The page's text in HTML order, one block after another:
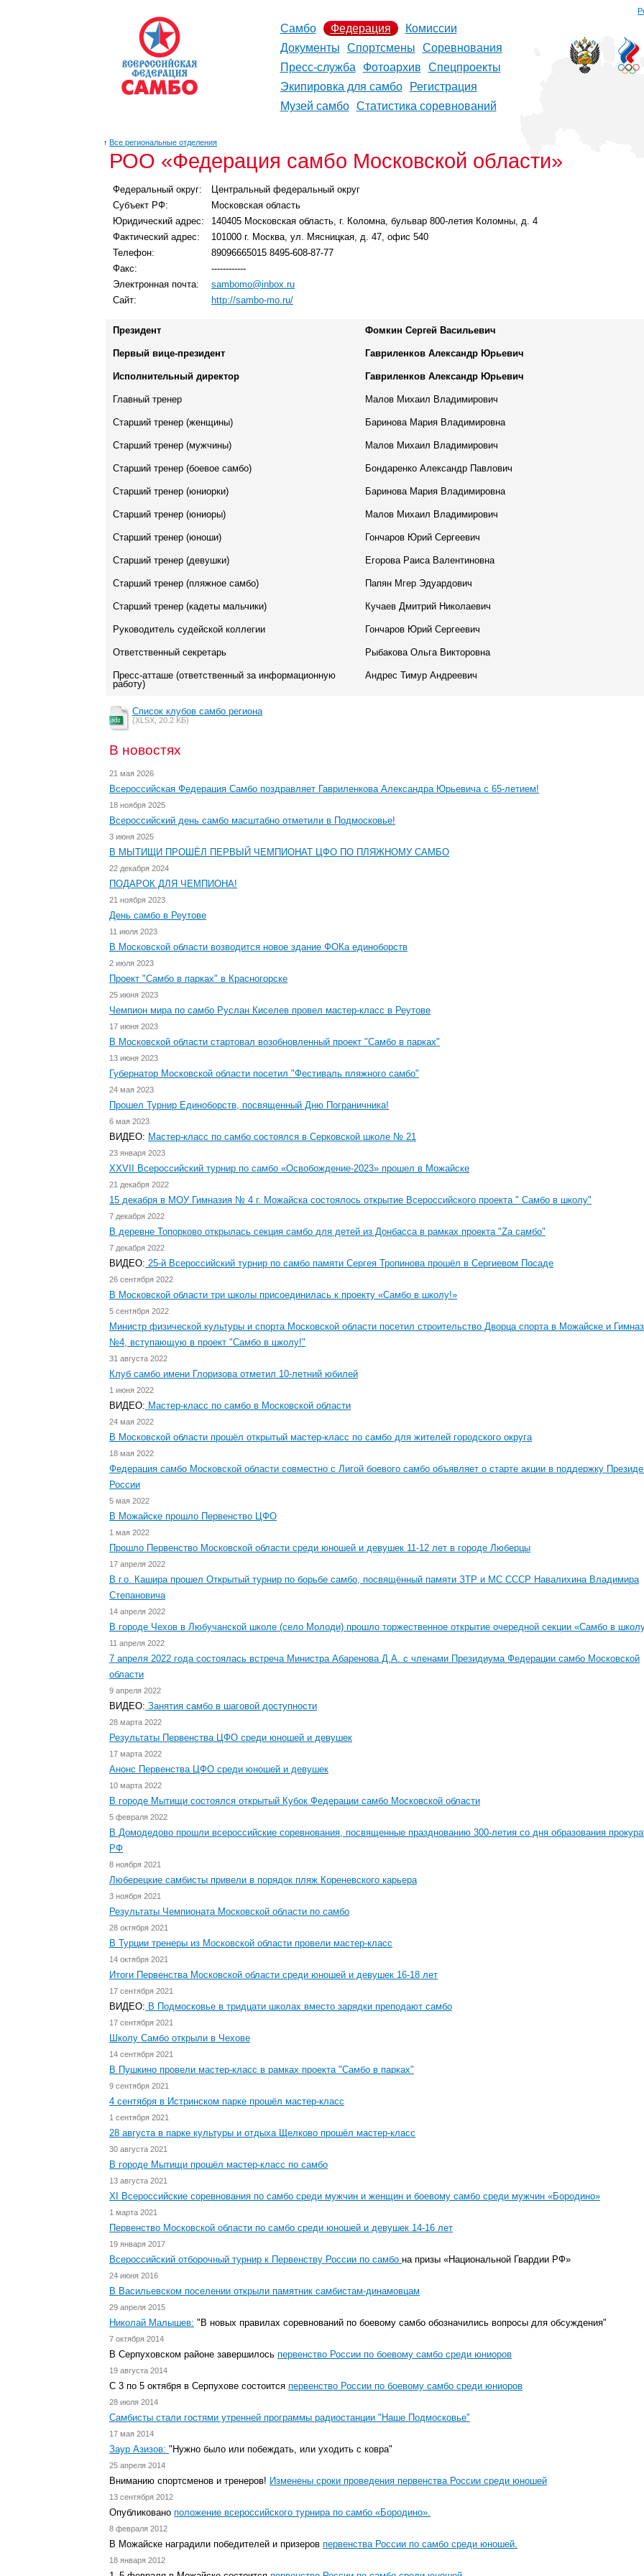
Самбо Федерация
Комиссии
Документы
Спортсмены
Соревнования
Пресс-служба
Фотоархив
Спецпроекты
Экипировка для самбо
Регистрация
Музей самбо
Статистика соревнований
↑ Все региональные отделения
РОО «Федерация самбо Московской области»
Федеральный округ:
Центральный федеральный округ
Субъект РФ:
Московская область
Юридический адрес:
140405 Московская область, г. Коломна, бульвар 800-летия Коломны, д. 4
Фактический адрес:
101000 г. Москва, ул. Мясницкая, д. 47, офис 540
Телефон:
89096665015 8495-608-87-77
Факс:
------------
Электронная почта:
sambomo@inbox.ru
Сайт:
http://sambo-mo.ru/
Президент Фомкин Сергей Васильевич
Первый вице-президент Гавриленков Александр Юрьевич
Исполнительный директор Гавриленков Александр Юрьевич
Главный тренер Малов Михаил Владимирович
Старший тренер (женщины) Баринова Мария Владимировна
Старший тренер (мужчины) Малов Михаил Владимирович
Старший тренер (боевое самбо) Бондаренко Александр Павлович
Старший тренер (юниорки) Баринова Мария Владимировна
Старший тренер (юниоры) Малов Михаил Владимирович
Старший тренер (юноши) Гончаров Юрий Сергеевич
Старший тренер (девушки) Егорова Раиса Валентиновна
Старший тренер (пляжное самбо) Папян Мгер Эдуардович
Старший тренер (кадеты мальчики) Кучаев Дмитрий Николаевич
Руководитель судейской коллегии Гончаров Юрий Сергеевич
Ответственный секретарь Рыбакова Ольга Викторовна
Пресс-атташе (ответственный за информационную
работу)
Андрес Тимур Андреевич
Список клубов самбо региона
(XLSX, 20.2 KБ)
В новостях
21 мая 2026
Всероссийская Федерация Самбо поздравляет Гавриленкова Александра Юрьевича с 65-летием!
18 ноября 2025
Всероссийский день самбо масштабно отметили в Подмосковье!
3 июня 2025
В МЫТИЩИ ПРОШЁЛ ПЕРВЫЙ ЧЕМПИОНАТ ЦФО ПО ПЛЯЖНОМУ САМБО
22 декабря 2024
ПОДАРОК ДЛЯ ЧЕМПИОНА!
21 ноября 2023
День самбо в Реутове
11 июля 2023
В Московской области возводится новое здание ФОКа единоборств
2 июля 2023
Проект "Самбо в парках" в Красногорске
25 июня 2023
Чемпион мира по самбо Руслан Киселев провел мастер-класс в Реутове
17 июня 2023
В Московской области стартовал возобновленный проект "Самбо в парках"
13 июня 2023
Губернатор Московской области посетил "Фестиваль пляжного самбо"
24 мая 2023
Прошел Турнир Единоборств, посвященный Дню Пограничника!
6 мая 2023
ВИДЕО: Мастер-класс по самбо состоялся в Серковской школе № 21
23 января 2023
XXVII Всероссийский турнир по самбо «Освобождение-2023» прошел в Можайске
21 декабря 2022
15 декабря в МОУ Гимназия № 4 г. Можайска состоялось открытие Всероссийского проекта " Самбо в школу"
7 декабря 2022
В деревне Топорково открылась секция самбо для детей из Донбасса в рамках проекта "Za самбо"
7 декабря 2022
ВИДЕО: 25-й Всероссийский турнир по самбо памяти Сергея Тропинова прошёл в Сергиевом Посаде
26 сентября 2022
В Московской области три школы присоединилась к проекту «Самбо в школу!»
5 сентября 2022
Министр физической культуры и спорта Московской области посетил строительство Дворца спорта в Можайске и
№4, вступающую в проект "Самбо в школу!"
31 августа 2022
Клуб самбо имени Глоризова отметил 10-летний юбилей
1 июня 2022
ВИДЕО: Мастер-класс по самбо в Московской области
24 мая 2022
В Московской области прошёл открытый мастер-класс по самбо для жителей городского округа
18 мая 2022
Федерация самбо Московской области совместно с Лигой боевого самбо объявляет о старте акции в поддержку
России
5 мая 2022
В Можайске прошло Первенство ЦФО
1 мая 2022
Прошло Первенство Московской области среди юношей и девушек 11-12 лет в городе Люберцы
17 апреля 2022
В г.о. Кашира прошел Открытый турнир по борьбе самбо, посвящённый памяти ЗТР и МС СССР Навалихина Владимира
Степановича
14 апреля 2022
В городе Чехов в Любучанской школе (село Молоди) прошло торжественное открытие очередной секции «Самбо в
11 апреля 2022
7 апреля 2022 года состоялась встреча Министра Абаренова Д.А. с членами Президиума Федерации самбо Московской
области
9 апреля 2022
ВИДЕО: Занятия самбо в шаговой доступности
28 марта 2022
Результаты Первенства ЦФО среди юношей и девушек
17 марта 2022
Анонс Первенства ЦФО среди юношей и девушек
10 марта 2022
В городе Мытищи состоялся открытый Кубок Федерации самбо Московской области
5 февраля 2022
В Домодедово прошли всероссийские соревнования, посвященные празднованию 300-летия со дня образования
РФ
8 ноября 2021
Люберецкие самбисты привели в порядок пляж Кореневского карьера
3 ноября 2021
Результаты Чемпионата Московской области по самбо
28 октября 2021
В Турции тренеры из Московской области провели мастер-класс
14 октября 2021
Итоги Первенства Московской области среди юношей и девушек 16-18 лет
17 сентября 2021
ВИДЕО: В Подмосковье в тридцати школах вместо зарядки преподают самбо
17 сентября 2021
Школу Самбо открыли в Чехове
14 сентября 2021
В Пушкино провели мастер-класс в рамках проекта "Самбо в парках"
9 сентября 2021
4 сентября в Истринском парке прошёл мастер-класс
1 сентября 2021
28 августа в парке культуры и отдыха Щелково прошёл мастер-класс
30 августа 2021
В городе Мытищи прошёл мастер-класс по самбо
13 августа 2021
XI Всероссийские соревнования по самбо среди мужчин и женщин и боевому самбо среди мужчин «Бородино»
1 марта 2021
Первенство Московской области по самбо среди юношей и девушек 14-16 лет
19 января 2017
Всероссийский отборочный турнир к Первенству России по самбо на призы «Национальной Гвардии РФ»
24 июня 2016
В Васильевском поселении открыли памятник самбистам-динамовцам
29 апреля 2015
Николай Малышев: "В новых правилах соревнований по боевому самбо обозначились вопросы для обсуждения"
7 октября 2014
В Серпуховском районе завершилось первенство России по боевому самбо среди юниоров
19 августа 2014
C 3 по 5 октября в Серпухове состоится первенство России по боевому самбо среди юниоров
28 июля 2014
Самбисты стали гостями утренней программы радиостанции "Наше Подмосковье"
17 мая 2014
Заур Азизов: "Нужно было или побеждать, или уходить с ковра"
25 апреля 2014
Вниманию спортсменов и тренеров! Изменены сроки проведения первенства России среди юношей
13 сентября 2012
Опубликовано положение всероссийского турнира по самбо «Бородино».
8 февраля 2012
В Можайске наградили победителей и призеров первенства России по самбо среди юношей.
18 января 2012